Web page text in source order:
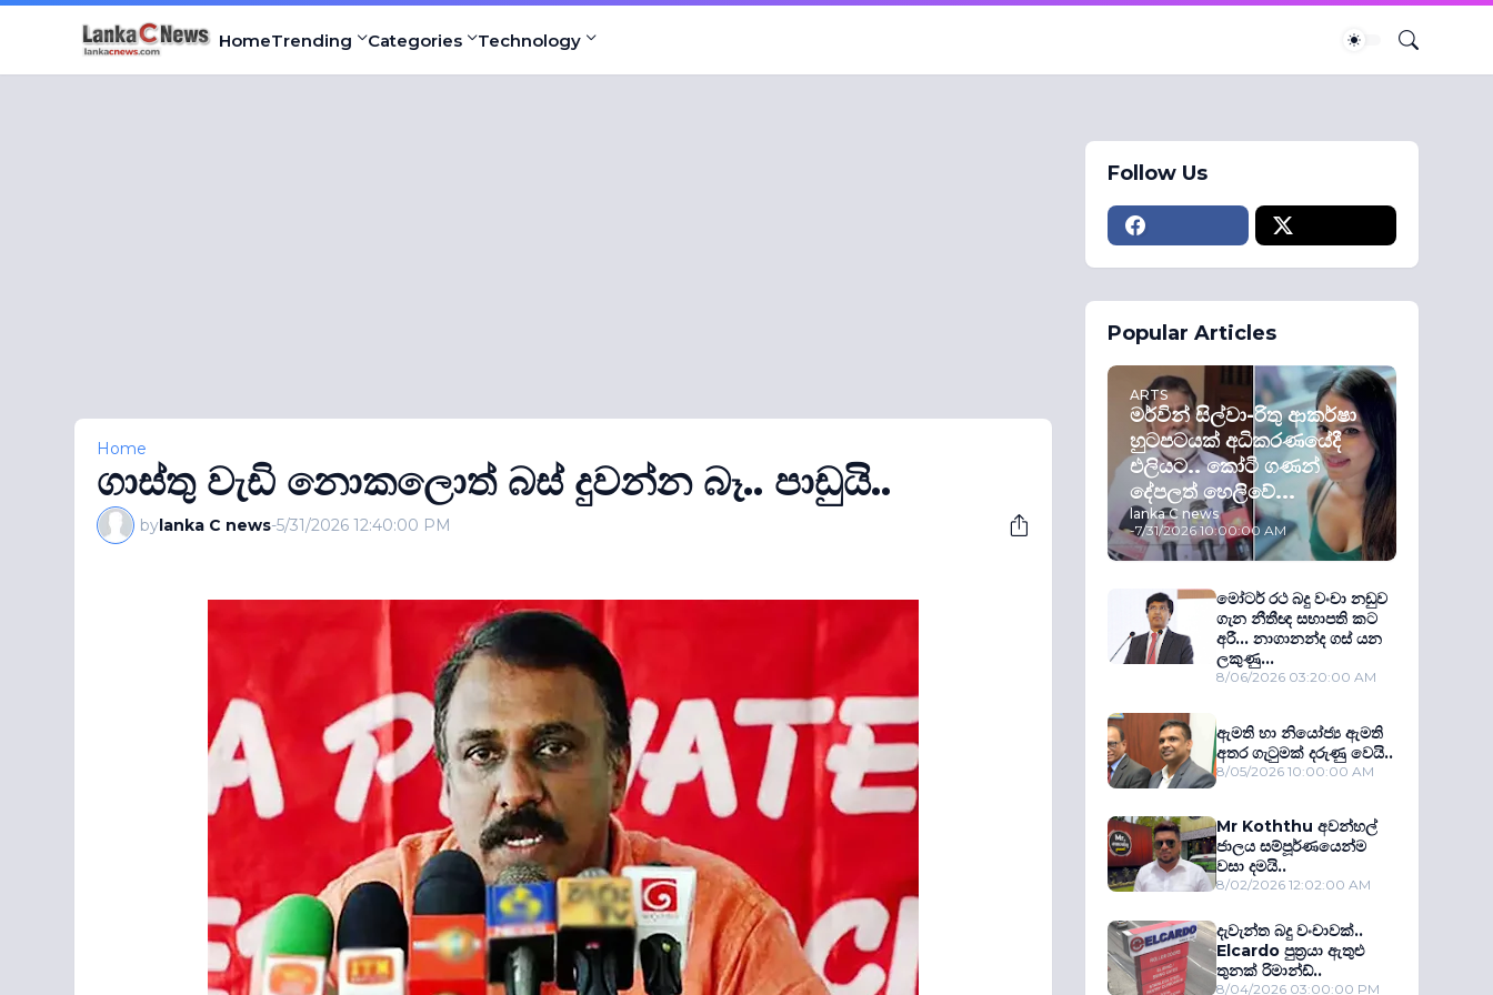
HomeTrending Categories Technology
Home
ගාස්තු වැඩි නොකලොත් බස් දුවන්න බෑ.. පාඩුයි..
bylanka C news-5/31/2026 12:40:00 PM
Follow Us
Popular Articles
ARTS
මර්වින් සිල්වා-රිතු ආකර්ෂා
හුටපටයක් අධිකරණයේදී
එලියට.. කෝටි ගණන්
දේපලත් හෙලිවේ...
lanka C news
-7/31/2026 10:00:00 AM
මෝටර් රථ බදු වංචා නඩුව
ගැන නීතීඥ සභාපති කට
අරී... නාගානන්ද ගස් යන
ලකුණු...
8/06/2026 03:20:00 AM
ඇමති හා නියෝජ්‍ය ඇමති
අතර ගැටුමක් දරුණු වෙයි..
8/05/2026 10:00:00 AM
Mr Koththu අවන්හල්
ජාලය සම්පූර්ණයෙන්ම
වසා දමයි..
8/02/2026 12:02:00 AM
දැවැන්ත බදු වංචාවක්..
Elcardo පුත‍්‍රයා ඇතුළු
තුනක් රිමාන්ඩ්..
8/04/2026 03:00:00 PM